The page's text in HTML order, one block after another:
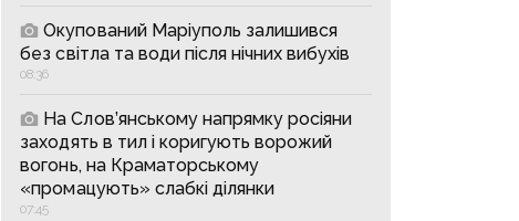
Окупований Маріуполь залишився
без світла та води після нічних вибухів
08:36
На Слов’янському напрямку росіяни
заходять в тил і коригують ворожий
вогонь, на Краматорському
«промацують» слабкі ділянки
07:45